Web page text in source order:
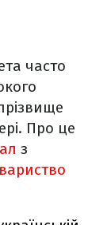
часто
Про це
з